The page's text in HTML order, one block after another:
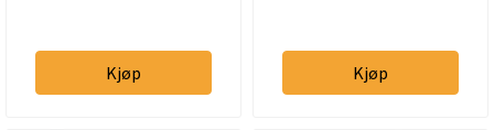
Kjøp Kjøp